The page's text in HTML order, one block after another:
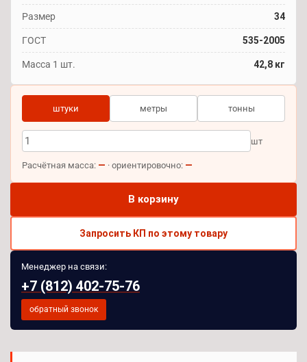
Размер 34
ГОСТ 535-2005
Масса 1 шт. 42,8 кг
штуки метры тонны
шт
Расчётная масса: — · ориентировочно: —
В корзину
Запросить КП по этому товару
Менеджер на связи:
+7 (812) 402-75-76
обратный звонок